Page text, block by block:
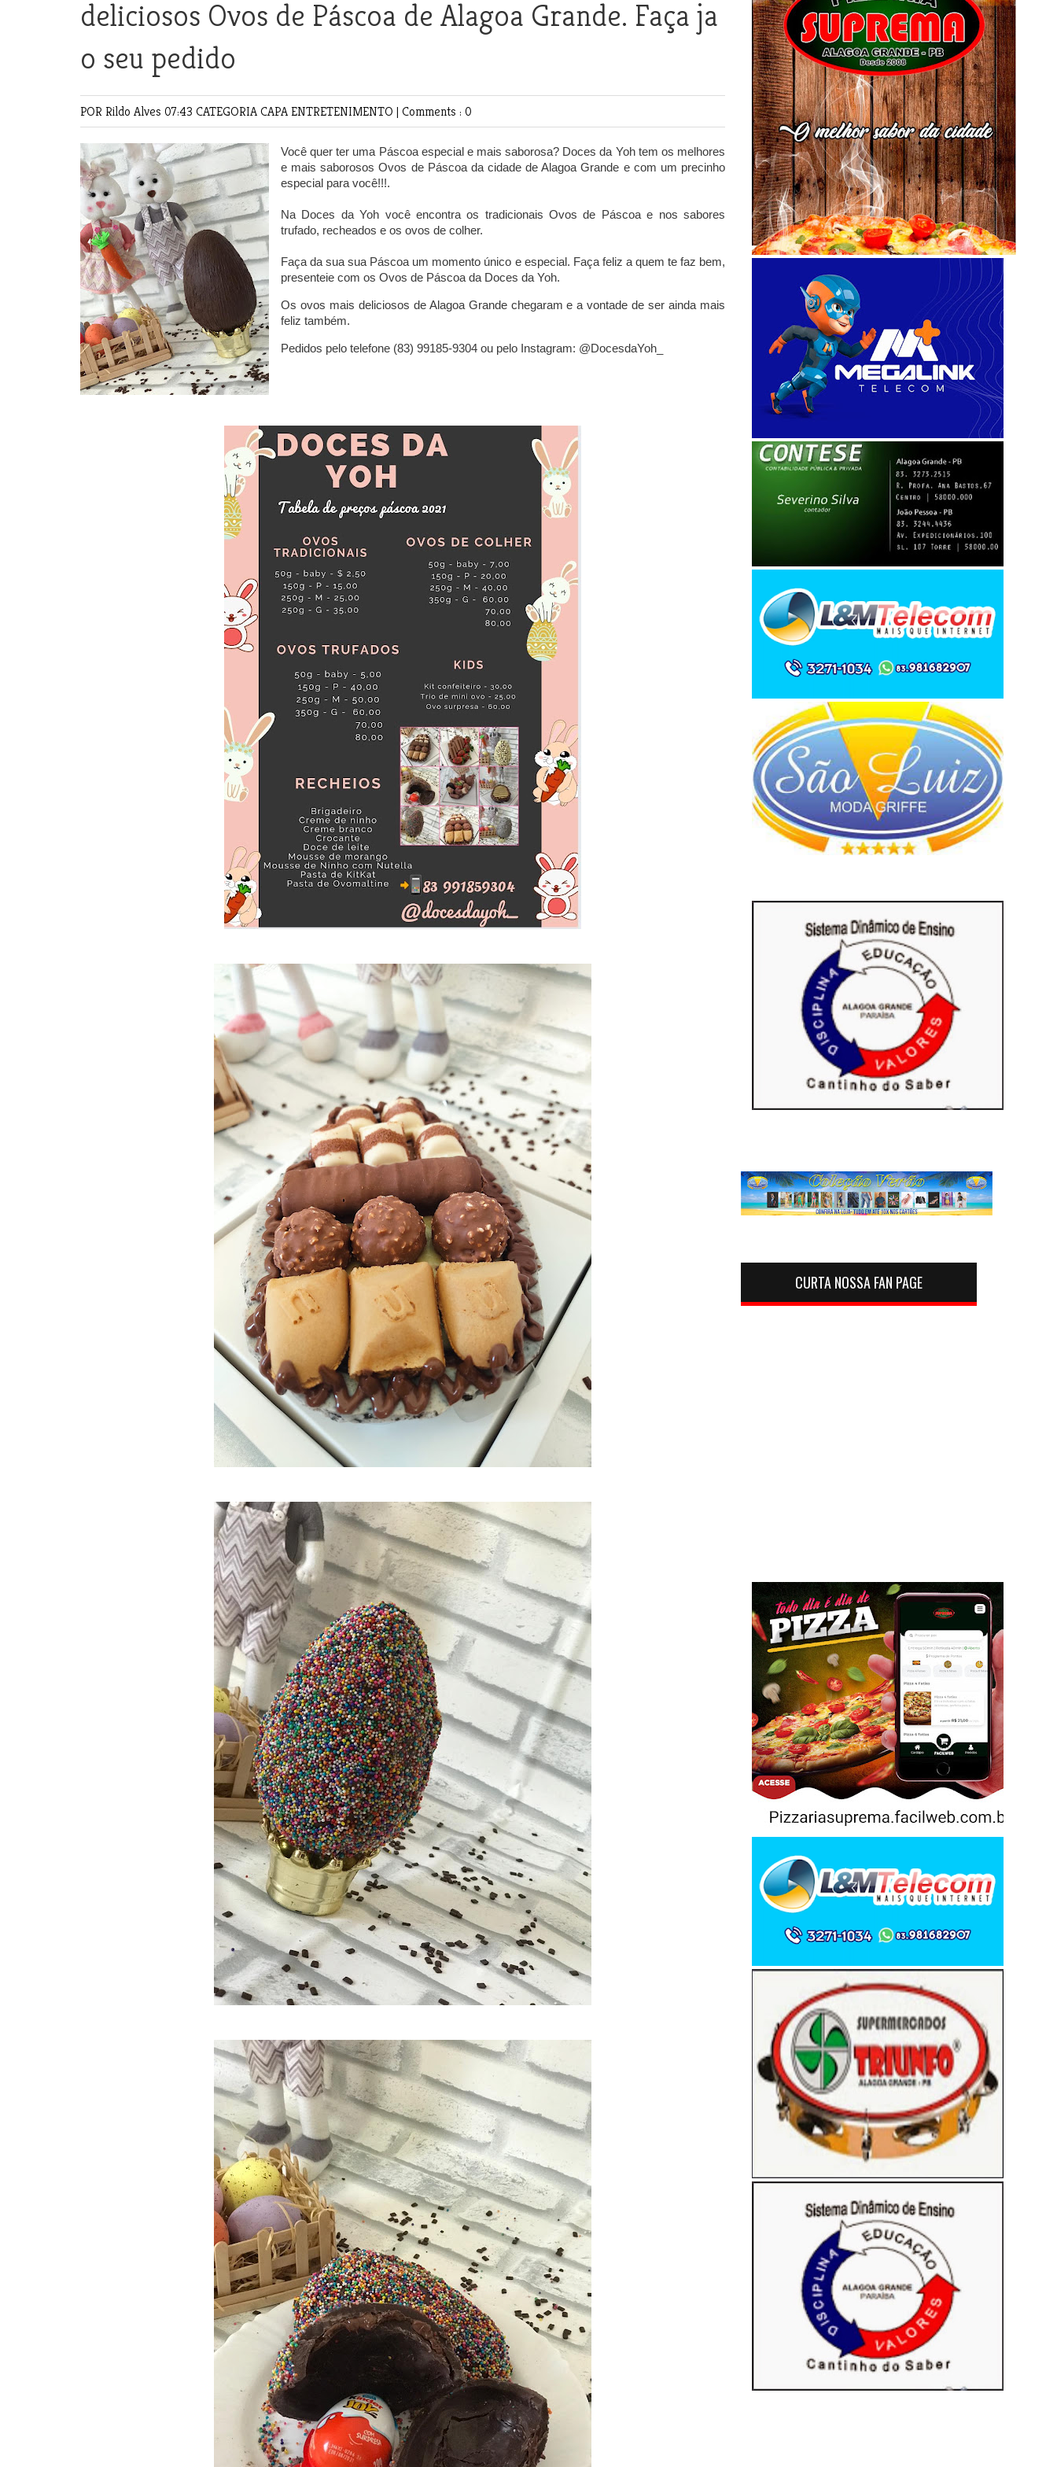
deliciosos Ovos de Páscoa de Alagoa Grande. Faça ja
o seu pedido
POR Rildo Alves 07:43 CATEGORIACAPAENTRETENIMENTO | Comments : 0
Você quer ter uma Páscoa especial e mais saborosa? Doces da Yoh tem os melhores
e mais saborosos Ovos de Páscoa da cidade de Alagoa Grande e com um precinho
especial para você!!!.
Na Doces da Yoh você encontra os tradicionais Ovos de Páscoa e nos sabores
trufado, recheados e os ovos de colher.
Faça da sua sua Páscoa um momento único e especial. Faça feliz a quem te faz bem,
presenteie com os Ovos de Páscoa da Doces da Yoh.
Os ovos mais deliciosos de Alagoa Grande chegaram e a vontade de ser ainda mais
feliz também.
Pedidos pelo telefone (83) 99185-9304 ou pelo Instagram: @DocesdaYoh_
CURTA NOSSA FAN PAGE